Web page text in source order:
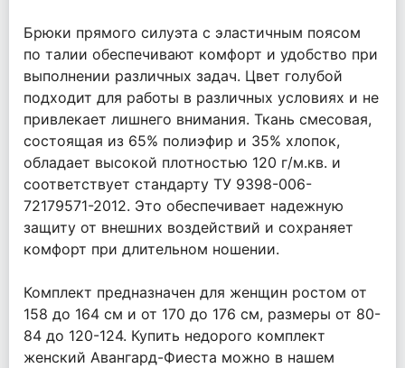
Брюки прямого силуэта с эластичным поясом
по талии обеспечивают комфорт и удобство при
выполнении различных задач. Цвет голубой
подходит для работы в различных условиях и не
привлекает лишнего внимания. Ткань смесовая,
состоящая из 65% полиэфир и 35% хлопок,
обладает высокой плотностью 120 г/м.кв. и
соответствует стандарту ТУ 9398-006-
72179571-2012. Это обеспечивает надежную
защиту от внешних воздействий и сохраняет
комфорт при длительном ношении.
Комплект предназначен для женщин ростом от
158 до 164 см и от 170 до 176 см, размеры от 80-
84 до 120-124. Купить недорого комплект
женский Авангард-Фиеста можно в нашем